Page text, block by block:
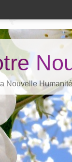
Nouvelle Humanité